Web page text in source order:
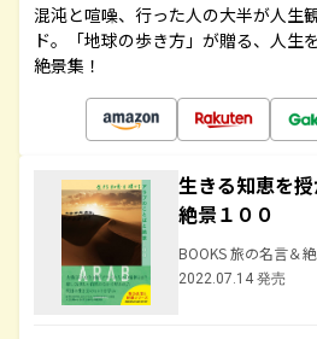
混沌と喧噪、行った人の大半が人生
ド。「地球の歩き方」が贈る、人生
絶景集！
生きる知恵を
絶景１００
BOOKS 旅の名言＆
2022.07.14 発売